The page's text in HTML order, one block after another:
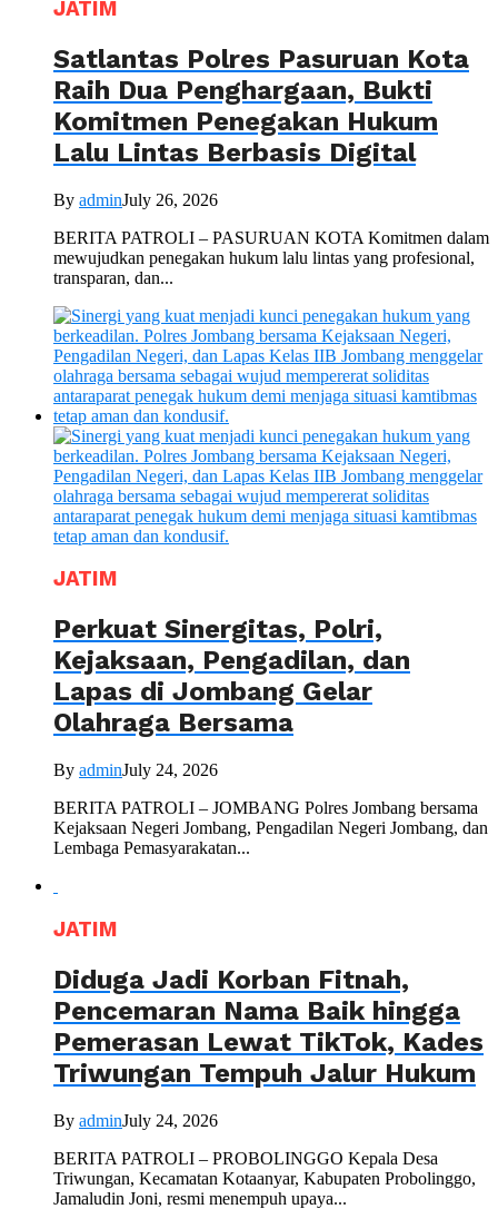
JATIM
Satlantas Polres Pasuruan Kota
Raih Dua Penghargaan, Bukti
Komitmen Penegakan Hukum
Lalu Lintas Berbasis Digital
By adminJuly 26, 2026
BERITA PATROLI – PASURUAN KOTA Komitmen dalam
mewujudkan penegakan hukum lalu lintas yang profesional,
transparan, dan...
JATIM
Perkuat Sinergitas, Polri,
Kejaksaan, Pengadilan, dan
Lapas di Jombang Gelar
Olahraga Bersama
By adminJuly 24, 2026
BERITA PATROLI – JOMBANG Polres Jombang bersama
Kejaksaan Negeri Jombang, Pengadilan Negeri Jombang, dan
Lembaga Pemasyarakatan...
JATIM
Diduga Jadi Korban Fitnah,
Pencemaran Nama Baik hingga
Pemerasan Lewat TikTok, Kades
Triwungan Tempuh Jalur Hukum
By adminJuly 24, 2026
BERITA PATROLI – PROBOLINGGO Kepala Desa
Triwungan, Kecamatan Kotaanyar, Kabupaten Probolinggo,
Jamaludin Joni, resmi menempuh upaya...